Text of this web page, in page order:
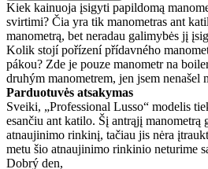
Kiek kainuoja įsigyti papildomą
svirtimi? Čia yra tik manometras ant
manometrą, bet neradau galimybės jį
Kolik stojí pořízení přídavného
pákou? Zde je pouze manometr na
druhým manometrem, jen jsem nenašel
Parduotuvės atsakymas
Sveiki, „Professional Lusso“ modelis
esančiu ant katilo. Šį antrąjį manometrą
atnaujinimo rinkinį, tačiau jis nėra
metu šio atnaujinimo rinkinio neturime
Dobrý den,